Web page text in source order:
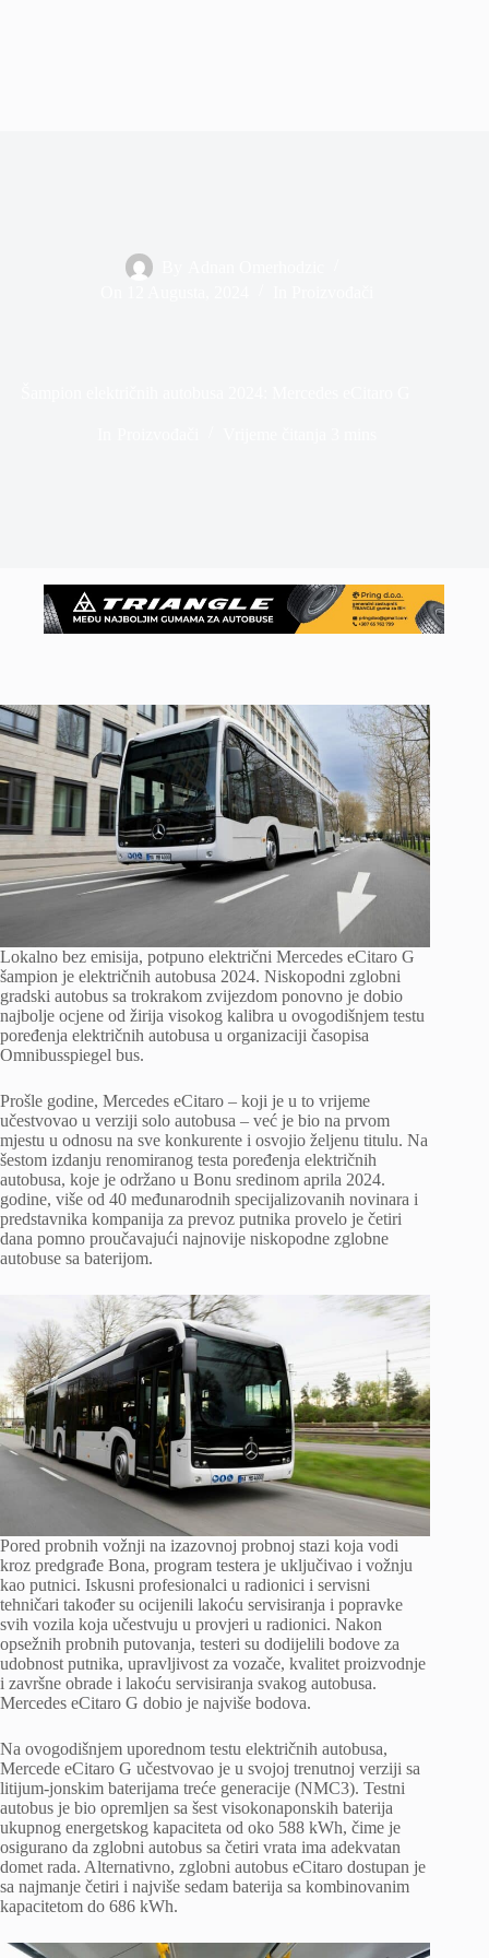
Lokalno bez emisija, potpuno električni Mercedes eCitaro G
šampion je električnih autobusa 2024. Niskopodni zglobni
gradski autobus sa trokrakom zvijezdom ponovno je dobio
najbolje ocjene od žirija visokog kalibra u ovogodišnjem testu
poređenja električnih autobusa u organizaciji časopisa
Omnibusspiegel bus.
Prošle godine, Mercedes eCitaro – koji je u to vrijeme
učestvovao u verziji solo autobusa – već je bio na prvom
mjestu u odnosu na sve konkurente i osvojio željenu titulu. Na
šestom izdanju renomiranog testa poređenja električnih
autobusa, koje je održano u Bonu sredinom aprila 2024.
godine, više od 40 međunarodnih specijalizovanih novinara i
predstavnika kompanija za prevoz putnika provelo je četiri
dana pomno proučavajući najnovije niskopodne zglobne
autobuse sa baterijom.
Pored probnih vožnji na izazovnoj probnoj stazi koja vodi
kroz predgrađe Bona, program testera je uključivao i vožnju
kao putnici. Iskusni profesionalci u radionici i servisni
tehničari također su ocijenili lakoću servisiranja i popravke
svih vozila koja učestvuju u provjeri u radionici. Nakon
opsežnih probnih putovanja, testeri su dodijelili bodove za
udobnost putnika, upravljivost za vozače, kvalitet proizvodnje
i završne obrade i lakoću servisiranja svakog autobusa.
Mercedes eCitaro G dobio je najviše bodova.
Na ovogodišnjem uporednom testu električnih autobusa,
Mercede eCitaro G učestvovao je u svojoj trenutnoj verziji sa
litijum-jonskim baterijama treće generacije (NMC3). Testni
autobus je bio opremljen sa šest visokonaponskih baterija
ukupnog energetskog kapaciteta od oko 588 kWh, čime je
osigurano da zglobni autobus sa četiri vrata ima adekvatan
domet rada. Alternativno, zglobni autobus eCitaro dostupan je
sa najmanje četiri i najviše sedam baterija sa kombinovanim
kapacitetom do 686 kWh.